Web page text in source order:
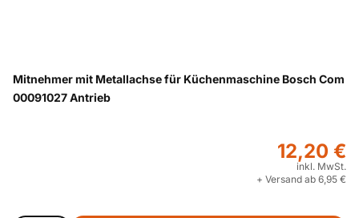
Mitnehmer mit Metallachse für Küchenmaschine Bosch Com
00091027 Antrieb
12,20 €
inkl. MwSt.
+ Versand ab 6,95 €